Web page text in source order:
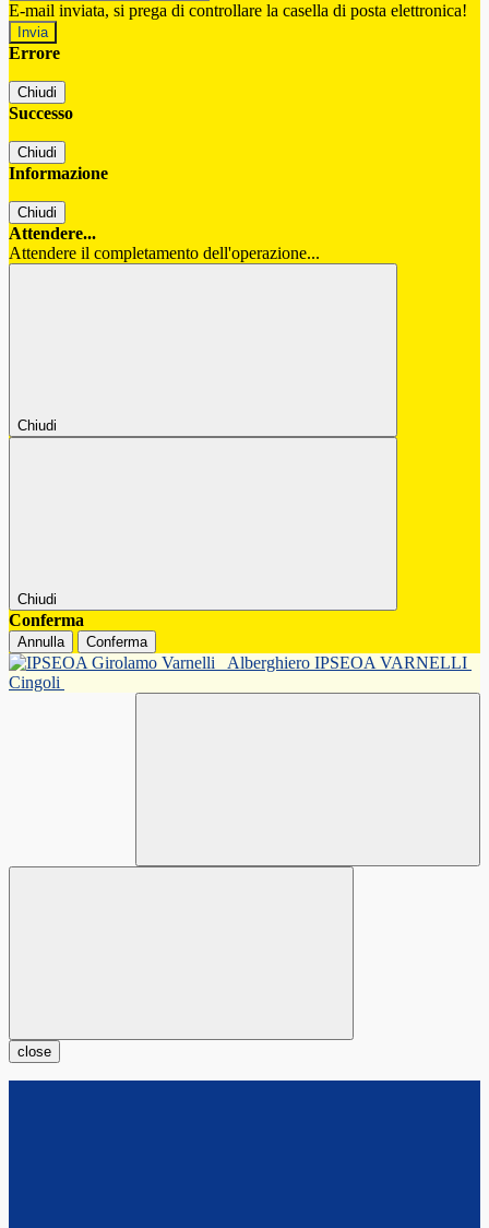
E-mail inviata, si prega di controllare la casella di posta elettronica!
Errore
Chiudi
Successo
Chiudi
Informazione
Chiudi
Attendere...
Attendere il completamento dell'operazione...
Chiudi
Chiudi
Conferma
Annulla Conferma
Alberghiero IPSEOA VARNELLI
Cingoli
close